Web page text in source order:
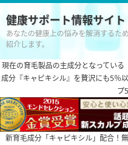
健康サポート情報サイト
あなたの健康上の悩みを解消するた
紹介します。
現在の育毛製品の主成分となってい
成分『キャピキシル』を贅沢にも5％
プ
新育毛成分「キャピキシル」配合！